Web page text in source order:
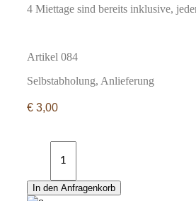
4 Miettage sind bereits inklusive,
Artikel 084
Selbstabholung, Anlieferung
€ 3,00
In den Anfragenkorb